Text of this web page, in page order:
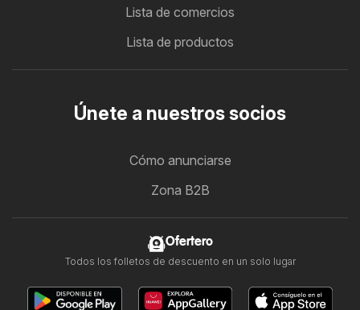
Lista de comercios
Lista de productos
Únete a nuestros socios
Cómo anunciarse
Zona B2B
Ofertero
Todos los folletos de descuento en un solo lugar